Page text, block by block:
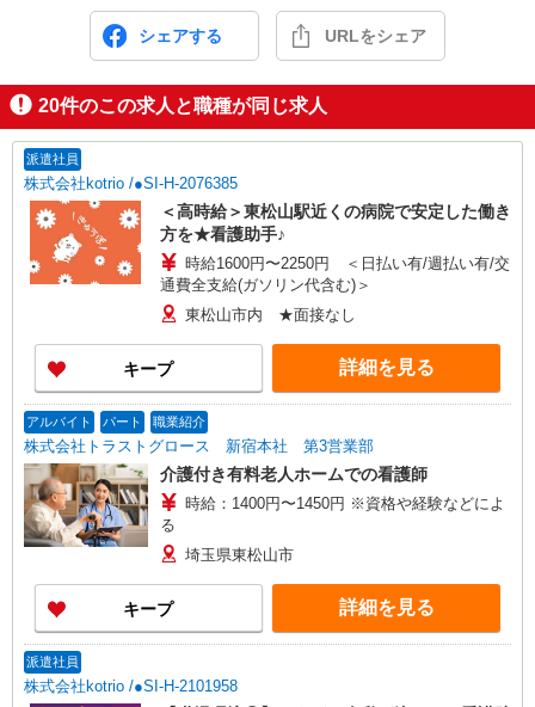
シェアする URLをシェア
20件のこの求人と職種が同じ求人
派遣社員
株式会社kotrio /●SI-H-2076385
＜高時給＞東松山駅近くの病院で安定した働き
方を★看護助手♪
時給1600円〜2250円 ＜日払い有/週払い有/交
通費全支給(ガソリン代含む)＞
東松山市内 ★面接なし
キープ 詳細を見る
アルバイト パート 職業紹介
株式会社トラストグロース 新宿本社 第3営業部
介護付き有料老人ホームでの看護師
時給：1400円〜1450円 ※資格や経験などによ
る
埼玉県東松山市
キープ 詳細を見る
派遣社員
株式会社kotrio /●SI-H-2101958